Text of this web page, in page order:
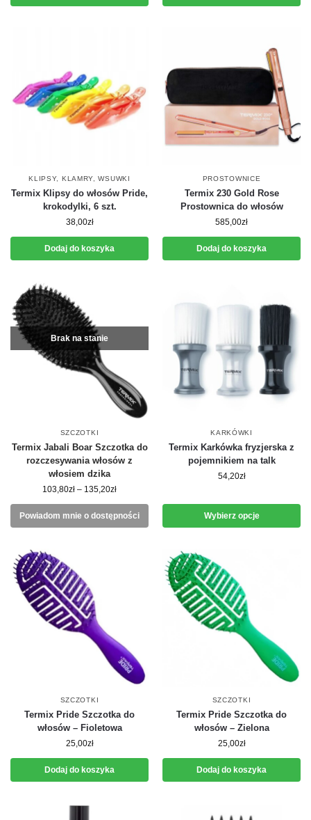
KLIPSY, KLAMRY, WSUWKI
Termix Klipsy do włosów Pride,
krokodylki, 6 szt.
38,00zł
Dodaj do koszyka
PROSTOWNICE
Termix 230 Gold Rose
Prostownica do włosów
585,00zł
Dodaj do koszyka
Brak na stanie
SZCZOTKI
Termix Jabali Boar Szczotka do
rozczesywania włosów z
włosiem dzika
103,80zł – 135,20zł
Powiadom mnie o dostępności
KARKÓWKI
Termix Karkówka fryzjerska z
pojemnikiem na talk
54,20zł
Wybierz opcje
SZCZOTKI
Termix Pride Szczotka do
włosów – Fioletowa
25,00zł
Dodaj do koszyka
SZCZOTKI
Termix Pride Szczotka do
włosów – Zielona
25,00zł
Dodaj do koszyka